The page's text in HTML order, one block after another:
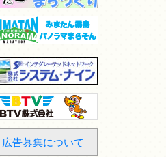
広告募集について